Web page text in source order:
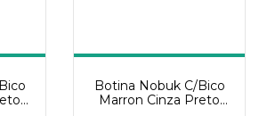
Botina Nobuk C/Bico
Marron Cinza Preto